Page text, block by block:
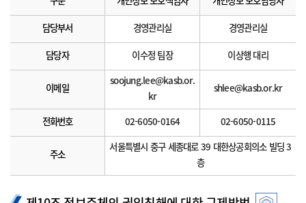
담당부서 경영관리실 경영관리실
담당자 이수정 팀장 이상행 대리
이메일
soojung.lee@kasb.or.
kr
shlee@kasb.or.kr
전화번호 02-6050-0164 02-6050-0115
주소
서울특별시 중구 세종대로 39 대한상공회의소 빌딩 3
층